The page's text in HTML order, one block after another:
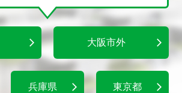
大阪市外
兵庫県 東京都